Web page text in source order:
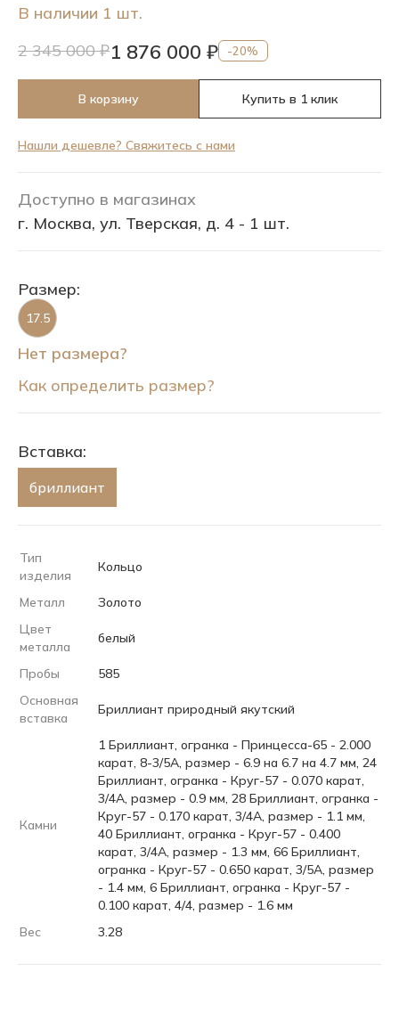
В наличии 1 шт.
2 345 000 ₽1 876 000 ₽ -20%
В корзину Купить в 1 клик
Нашли дешевле? Свяжитесь с нами
Доступно в магазинах
г. Москва, ул. Тверская, д. 4 - 1 шт.
Размер:
17.5
Нет размера?
Как определить размер?
Вставка:
бриллиант
Тип
изделия
Кольцо
Металл
Золото
Цвет
металла
белый
Пробы
585
Основная
вставка
Бриллиант природный якутский
Камни
1 Бриллиант, огранка - Принцесса-65 - 2.000
карат, 8-3/5А, размер - 6.9 на 6.7 на 4.7 мм, 24
Бриллиант, огранка - Круг-57 - 0.070 карат,
3/4А, размер - 0.9 мм, 28 Бриллиант, огранка -
Круг-57 - 0.170 карат, 3/4А, размер - 1.1 мм,
40 Бриллиант, огранка - Круг-57 - 0.400
карат, 3/4А, размер - 1.3 мм, 66 Бриллиант,
огранка - Круг-57 - 0.650 карат, 3/5А, размер
- 1.4 мм, 6 Бриллиант, огранка - Круг-57 -
0.100 карат, 4/4, размер - 1.6 мм
Вес
3.28